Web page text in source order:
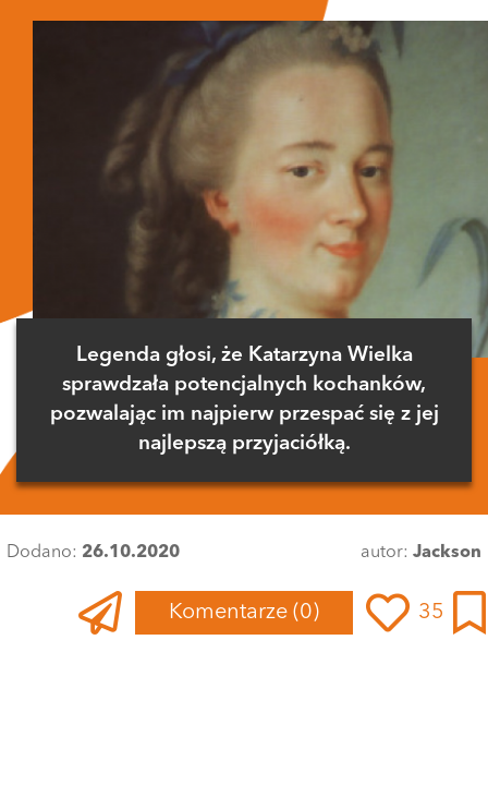
Legenda głosi, że Katarzyna Wielka
sprawdzała potencjalnych kochanków,
pozwalając im najpierw przespać się z jej
najlepszą przyjaciółką.
Dodano: 26.10.2020 autor: Jackson
Komentarze (0) 35